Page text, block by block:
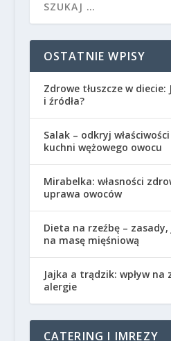
OSTATNIE WPISY
Zdrowe tłuszcze w
i źródła?
Salak – odkryj
kuchni wężowego owocu
Mirabelka: własności
uprawa owoców
Dieta na rzeźbę – zasady,
na masę mięśniową
Jajka a trądzik: wpływ na
alergie
CATERING I IMREZY